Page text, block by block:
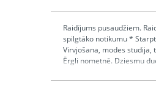
Raidījums pusaudžiem.
spilgtāko notikumu *
Virvjošana, modes studija,
Ērgli nometnē. Dziesmu